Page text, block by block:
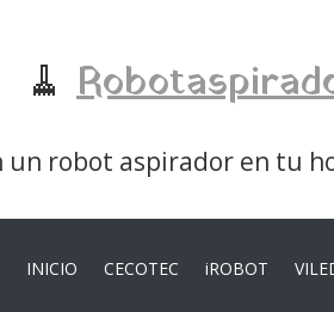
🧹
un robot aspirador en tu
INICIO CECOTEC iROBOT